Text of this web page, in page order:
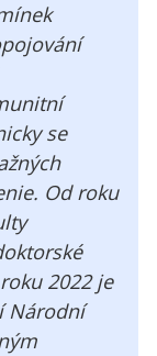
se
Od roku
2022 je
Národní